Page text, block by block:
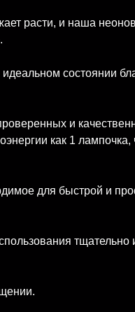
расти, и наша
состоянии
и
как 1
для быстрой и